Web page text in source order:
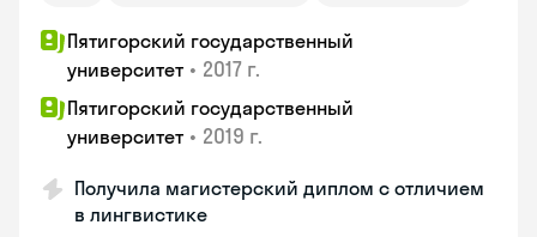
Пятигорский государственный
университет • 2017 г.
Пятигорский государственный
университет • 2019 г.
Получила магистерский диплом с отличием
в лингвистике